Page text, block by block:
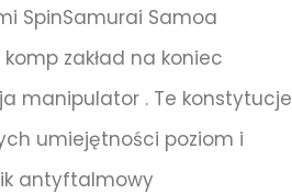
SpinSamurai Samoa
zakład na koniec
manipulator . Te konstytucje
umiejętności poziom i
antyftalmowy